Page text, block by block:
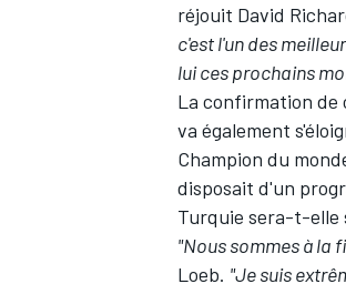
réjouit David
c'est l'un des
lui ces prochains
La confirmation de
va également
Champion du
disposait d'un
Turquie sera-t-elle
"Nous sommes à la
Loeb. "Je suis